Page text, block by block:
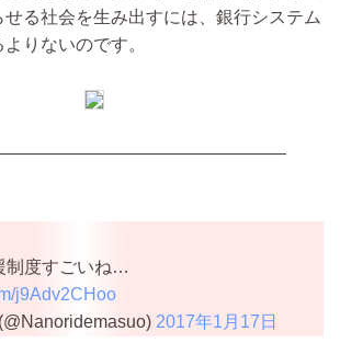
る社会を生み出すには、銀行システム
りないのです。
制度すごいね…
j9Adv2CHoo
2017年1月17日